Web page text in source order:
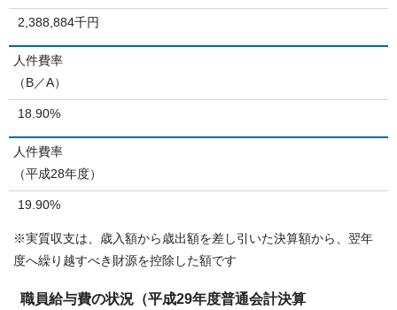
2,388,884千円
人件費率
（B／A）
18.90%
人件費率
（平成28年度）
19.90%
※実質収支は、歳入額から歳出額を差し引いた決算額から、翌年
度へ繰り越すべき財源を控除した額です
職員給与費の状況（平成29年度普通会計決算